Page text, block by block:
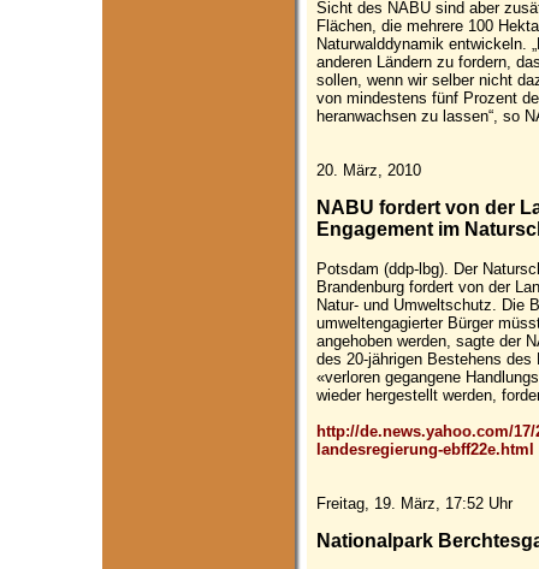
Sicht des NABU sind aber
Flächen, die mehrere 100
Naturwalddynamik entwickeln.
anderen Ländern zu fordern,
sollen, wenn wir selber nicht
von mindestens fünf Prozent
heranwachsen zu lassen“, so
20. März, 2010
NABU fordert von der
Engagement im
Potsdam (ddp-lbg). Der
Brandenburg fordert von der
Natur- und Umweltschutz. Die
umweltengagierter Bürger
angehoben werden, sagte der
des 20-jährigen Bestehens
«verloren gegangene
wieder hergestellt werden,
http://de.news.yahoo.com/17/
landesregierung-ebff22e.html
Freitag, 19. März, 17:52 Uhr
Nationalpark